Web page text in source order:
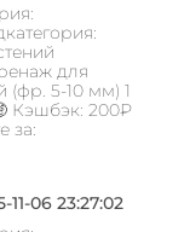
для
(фр. 5-10 мм) 1
Кэшбэк: 200₽
за:
06 23:27:02